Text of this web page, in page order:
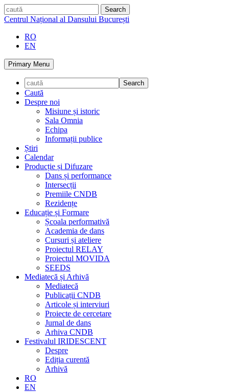
Skip
to
caută
Centrul Național al Dansului București
RO
EN
Primary Menu
Caută
Despre noi
Misiune și istoric
Sala Omnia
Echipa
Informații publice
Știri
Calendar
Producție și Difuzare
Dans și performance
Intersecții
Premiile CNDB
Rezidențe
Educație și Formare
Școala performativă
Academia de dans
Cursuri și ateliere
Proiectul RELAY
Proiectul MOVIDA
SEEDS
Mediatecă și Arhivă
Mediatecă
Publicații CNDB
Articole și interviuri
Proiecte de cercetare
Jurnal de dans
Arhiva CNDB
Festivalul IRIDESCENT
Despre
Ediția curentă
Arhivă
RO
EN